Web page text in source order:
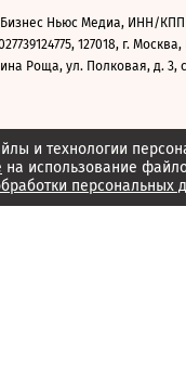
и технологии
на использование
персональных
Ньюс Медиа, ИНН/КПП
127018, г. Москва,
Роща, ул. Полковая, д. 3,